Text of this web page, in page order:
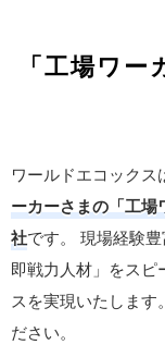
「工場ワ
ワールドエコックス
ーカーさまの「工場
社です。
現場経験
即戦力人材」をスピ
スを実現いたします。
ださい。